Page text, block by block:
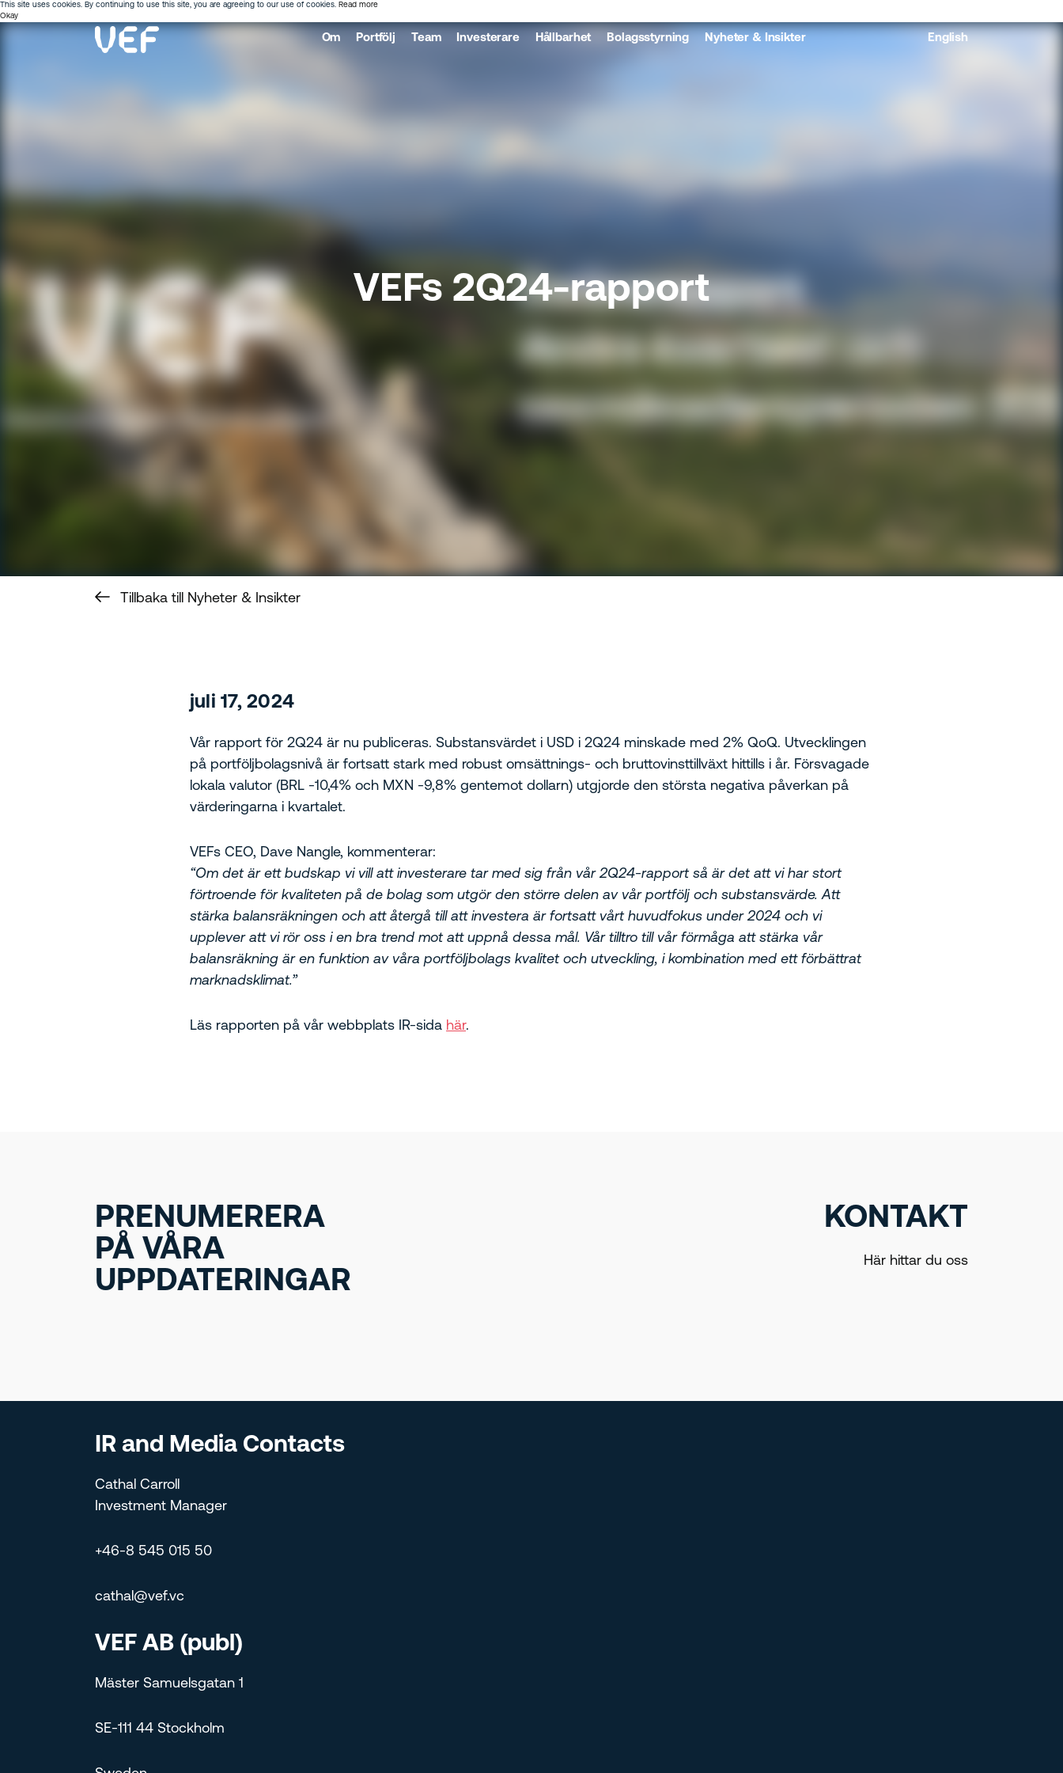
This site uses cookies. By continuing to use this site, you are agreeing to our use of cookies. Read more
Okay
Om Portfölj Team Investerare Hållbarhet Bolagsstyrning Nyheter & Insikter English
VEFs 2Q24-rapport
Tillbaka till Nyheter & Insikter
juli 17, 2024
Vår rapport för 2Q24 är nu publiceras. Substansvärdet i USD i 2Q24 minskade med 2% QoQ. Utvecklingen
på portföljbolagsnivå är fortsatt stark med robust omsättnings- och bruttovinsttillväxt hittills i år. Försvagade
lokala valutor (BRL -10,4% och MXN -9,8% gentemot dollarn) utgjorde den största negativa påverkan på
värderingarna i kvartalet.
VEFs CEO, Dave Nangle, kommenterar:
“Om det är ett budskap vi vill att investerare tar med sig från vår 2Q24-rapport så är det att vi har stort
förtroende för kvaliteten på de bolag som utgör den större delen av vår portfölj och substansvärde. Att
stärka balansräkningen och att återgå till att investera är fortsatt vårt huvudfokus under 2024 och vi
upplever att vi rör oss i en bra trend mot att uppnå dessa mål. Vår tilltro till vår förmåga att stärka vår
balansräkning är en funktion av våra portföljbolags kvalitet och utveckling, i kombination med ett förbättrat
marknadsklimat.”
Läs rapporten på vår webbplats IR-sida här.
PRENUMERERA
PÅ VÅRA
UPPDATERINGAR
KONTAKT
Här hittar du oss
IR and Media Contacts
Cathal Carroll
Investment Manager
+46-8 545 015 50
cathal@vef.vc
VEF AB (publ)
Mäster Samuelsgatan 1
SE-111 44 Stockholm